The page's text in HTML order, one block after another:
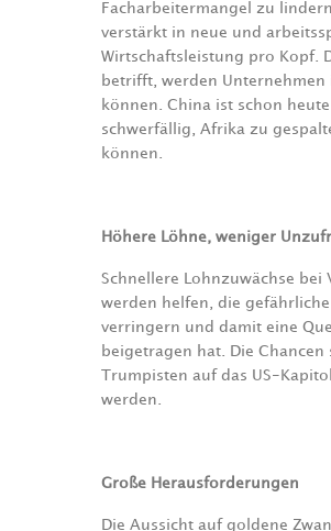
Facharbeitermangel zu
verstärkt in neue und
Wirtschaftsleistung pro Kopf.
betrifft, werden
können. China ist schon
schwerfällig, Afrika zu
können.
Höhere Löhne, weniger
Schnellere Lohnzuwächse
werden helfen, die
verringern und damit eine
beigetragen hat. Die
Trumpisten auf das US-
werden.
Große Herausforderungen
Die Aussicht auf goldene